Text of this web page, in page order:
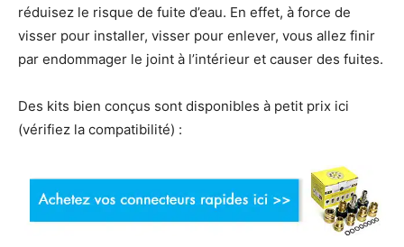
réduisez le risque de fuite d’eau. En effet, à force de
visser pour installer, visser pour enlever, vous allez finir
par endommager le joint à l’intérieur et causer des fuites.
Des kits bien conçus sont disponibles à petit prix ici
(vérifiez la compatibilité) :